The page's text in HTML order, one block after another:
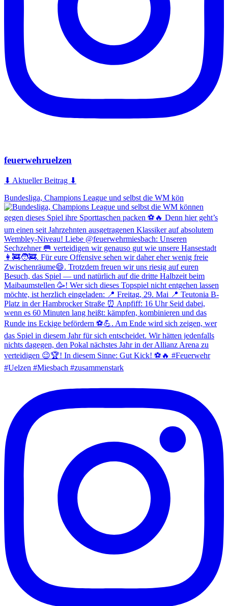
feuerwehruelzen
⬇ Aktueller Beitrag ⬇
Bundesliga, Champions League und selbst die WM kön